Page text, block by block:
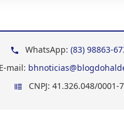
WhatsApp: (83) 98863-
E-mail:
CNPJ: 41.326.048/0001-